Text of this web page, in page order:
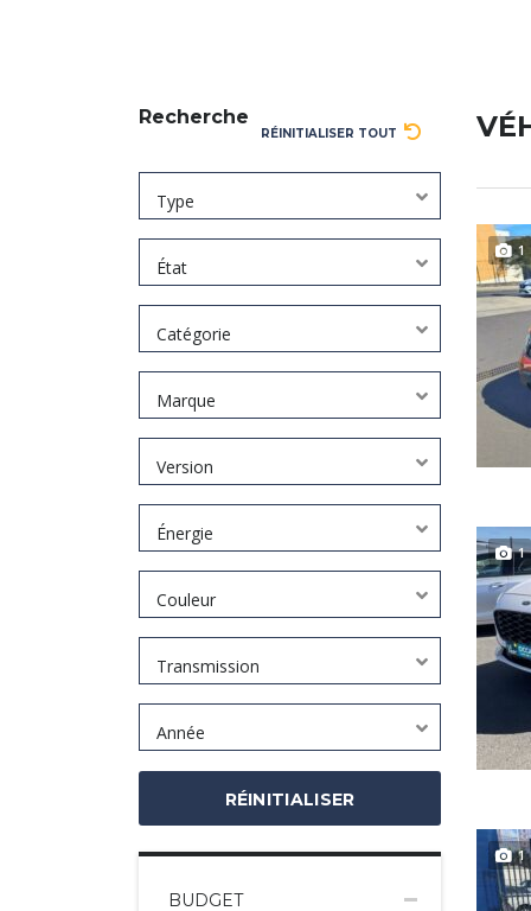
Recherche
RÉINITIALISER TOUT
Type
État
Catégorie
Marque
Version
Énergie
Couleur
Transmission
Année
RÉINITIALISER
BUDGET
1
1
1